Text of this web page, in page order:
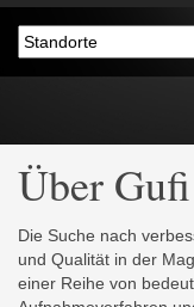
Über Gufi
Die Suche nach
und Qualität in der
einer Reihe von